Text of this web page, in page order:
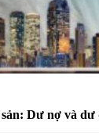
Dư nợ và dư